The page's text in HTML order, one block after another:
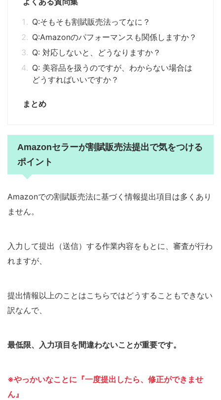
Q:そもそも割賦販売法ってなに？
Q:Amazonのパフォーマンスも関係しますか？
Q: 対応しないと、どうなりますか？
Q: 美容品を扱うのですが、わからない場合は
どうすればいいですか？
まとめ
Amazonセラーが割賦販売法提出で気をつける
ポイント
Amazonでの割賦販売法に基づく情報提出項目は多くあり
ません。
入力して提出（送信）する作業内容をもとに、審査が行わ
れますが、
提出情報以上のことはこちらではどうすることもできない
訳なんで、
最低限、入力項目を間違わないことが重要です。
※やっかいなことに『一度提出したら、修正ができませ
ん』